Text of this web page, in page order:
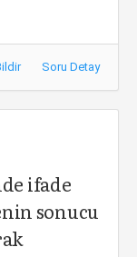
Soru Detay
ifade
sonucu